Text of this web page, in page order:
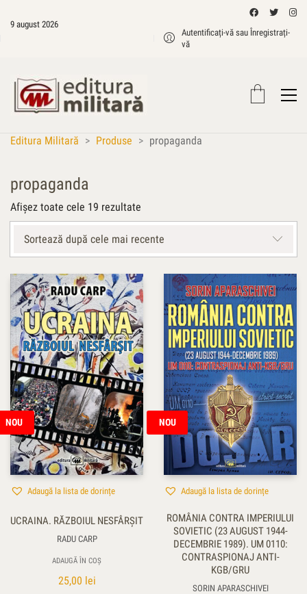
9 august 2026
Autentificați-vă sau Înregistrați-
vă
Editura Militară > Produse > propaganda
propaganda
Afișez toate cele 19 rezultate
după
cele
Sortează după cele mai recente
NOU
Adaugă la lista de dorințe
UCRAINA. RĂZBOIUL NESFÂRȘIT
RADU CARP
ADAUGĂ ÎN COȘ
25,00 lei
NOU
Adaugă la lista de dorințe
ROMÂNIA CONTRA IMPERIULUI
SOVIETIC (23 AUGUST 1944-
DECEMBRIE 1989). UM 0110:
CONTRASPIONAJ ANTI-
KGB/GRU
SORIN APARASCHIVEI